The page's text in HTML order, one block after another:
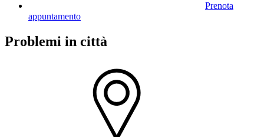
Prenota
appuntamento
Problemi in città